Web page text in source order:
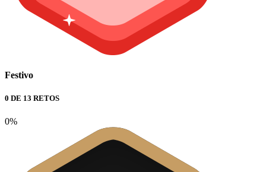
Festivo
0 DE 13 RETOS
0%